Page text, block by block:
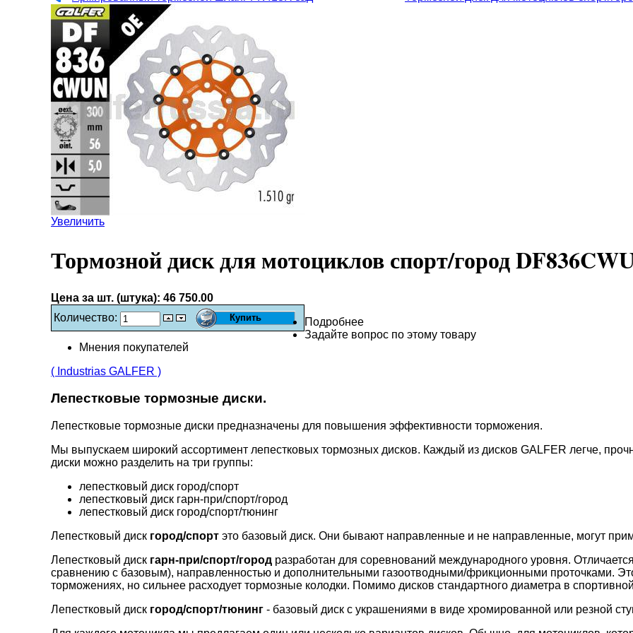
Увеличить
Тормозной диск для мотоциклов спорт/город
Цена за шт. (штука): 46 750.00
Количество:
Подробнее
Задайте вопрос по этому товару
Мнения покупателей
( Industrias GALFER )
Лепестковые тормозные диски.
Лепестковые тормозные диски предназначены для повышения эффективности торможения.
Мы выпускаем широкий ассортимент лепестковых тормозных дисков. Каждый из дисков GALFER легче,
диски можно разделить на три группы:
лепестковый диск город/спорт
лепестковый диск гарн-при/спорт/город
лепестковый диск город/спорт/тюнинг
Лепестковый диск город/спорт это базовый диск. Они бывают направленные и не направленные, могут
Лепестковый диск гарн-при/спорт/город разработан для соревнований международного уровня.
сравнению с базовым), направленностью и дополнительными газоотводными/фрикционными проточками.
торможениях, но сильнее расходует тормозные колодки. Помимо дисков стандартного диаметра в
Лепестковый диск город/спорт/тюнинг - базовый диск с украшениями в виде хромированной или резной